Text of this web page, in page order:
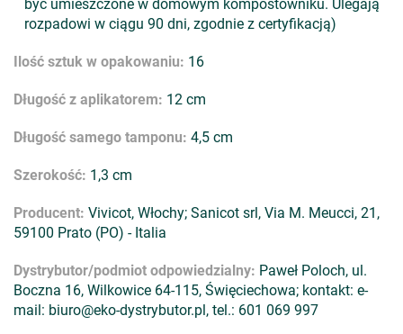
być umieszczone w domowym kompostowniku. Ulegają
rozpadowi w ciągu 90 dni, zgodnie z certyfikacją)
Ilość sztuk w opakowaniu: 16
Długość z aplikatorem: 12 cm
Długość samego tamponu: 4,5 cm
Szerokość: 1,3 cm
Producent: Vivicot, Włochy; Sanicot srl, Via M. Meucci, 21,
59100 Prato (PO) - Italia
Dystrybutor/podmiot odpowiedzialny: Paweł Poloch, ul.
Boczna 16, Wilkowice 64-115, Święciechowa; kontakt: e-
mail: biuro@eko-dystrybutor.pl, tel.: 601 069 997